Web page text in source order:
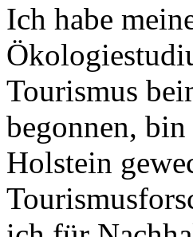
Ich habe
Tourismus
begonnen,
Holstein